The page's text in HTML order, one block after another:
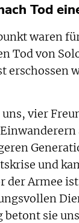
Tod
waren
Tod von
erschossen
vier
und
der Armee
betont sie